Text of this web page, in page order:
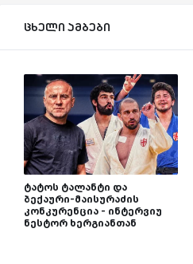
ცხელი ამბები
ტატოს ტალანტი და
ბექაური-მაისურაძის
კონკურენცია - ინტერვიუ
ნესტორ ხერგიანთან